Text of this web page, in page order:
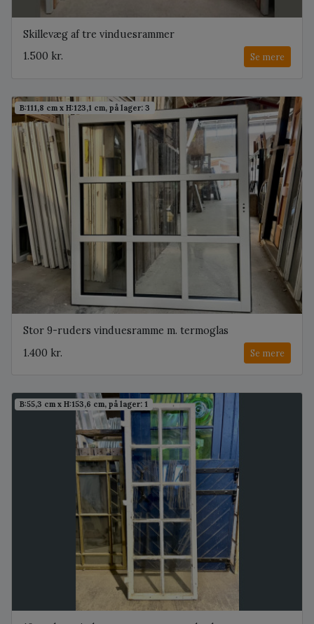
Skillevæg af tre vinduesrammer
1.500 kr.
Se mere
B:111,8 cm x H:123,1 cm, på lager: 3
Stor 9-ruders vinduesramme m. termoglas
1.400 kr.
Se mere
B:55,3 cm x H:153,6 cm, på lager: 1